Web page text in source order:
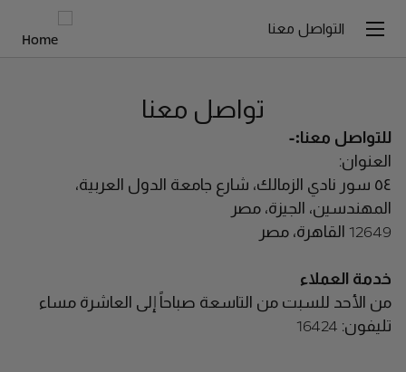
التواصل معنا
تواصل معنا
للتواصل معنا:-
العنوان:
٥٤ سور نادي الزمالك، شارع جامعة الدول العربية،
المهندسين، الجيزة، مصر
12649 القاهرة، مصر
خدمة العملاء
من الأحد للسبت من التاسعة صباحاً إلى العاشرة مساء
تليفون: 16424